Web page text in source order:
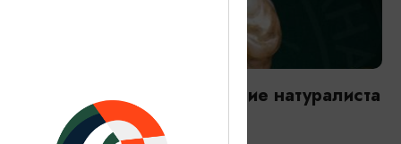
Янтарная каюта. Путешествие натуралиста
25.12.2025 - 31.12.2026